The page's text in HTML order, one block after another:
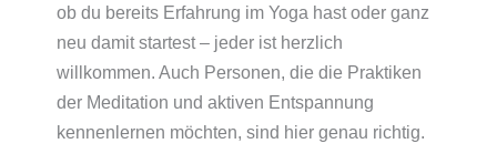
ob du bereits Erfahrung im Yoga hast oder ganz
neu damit startest – jeder ist herzlich
willkommen. Auch Personen, die die Praktiken
der Meditation und aktiven Entspannung
kennenlernen möchten, sind hier genau richtig.